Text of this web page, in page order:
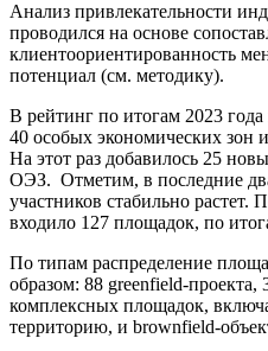
Анализ привлекательности
проводился на основе
клиентоориентированность
потенциал (см. методику).
В рейтинг по итогам 2023
40 особых экономических зон
На этот раз добавилось 25
ОЭЗ. Отметим, в последние
участников стабильно растет.
входило 127 площадок, по
По типам распределение
образом: 88 greenfield-
комплексных площадок,
территорию, и brownfield-